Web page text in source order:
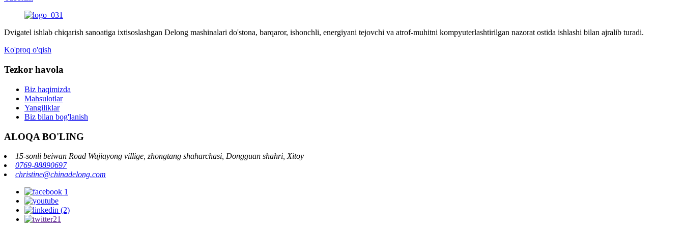
Dvigatel ishlab chiqarish sanoatiga ixtisoslashgan Delong mashinalari do'stona, barqaror, ishonchli, energiyani tejovchi va atrof-muhitni kompyuterlashtirilgan nazorat ostida ishlashi bilan ajralib turadi.
Ko'proq o'qish
Tezkor havola
Biz haqimizda
Mahsulotlar
Yangiliklar
Biz bilan bog'lanish
ALOQA BO'LING
15-sonli beiwan Road Wujiayong villige, zhongtang shaharchasi, Dongguan shahri, Xitoy
0769-88890697
christine@chinadelong.com